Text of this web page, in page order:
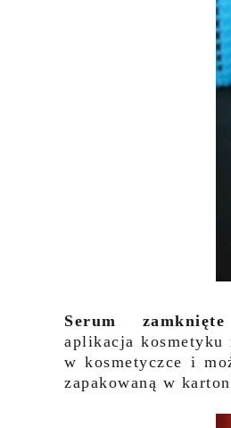
Serum zamknięte
aplikacja
w kosmetyczce i
zapakowaną w